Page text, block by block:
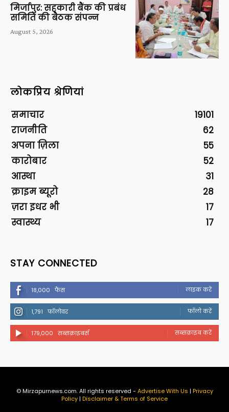
मिर्जापुर: सहकारी बैंक की प्रबंध
समिति की बैठक संपन्न
August 5, 2026
लोकप्रिय श्रेणियां
समाचार
19101
राजनीति
62
अपना ज़िला
55
कारोबार
52
आस्था
31
क्राइम ब्यूरो
28
ज़रा इधर भी
17
स्वास्थ्य
17
STAY CONNECTED
18,000 फैंस लाइक करें
1,791 फॉलोवर फॉलो करें
179,000 सब्सक्राइबर्स सब्सक्राइब करें
© Mirzapurnews.com. All rights reserved - Advertise With Us | Privacy
Policy| Disclaimer & Terms of Service